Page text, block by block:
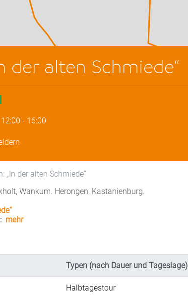
der alten Schmiede“
12:00 - 16:00
„In der alten Schmiede“
Wankum. Herongen, Kastanienburg.
mehr
Typen (nach Dauer und Tageslage)
Halbtagestour